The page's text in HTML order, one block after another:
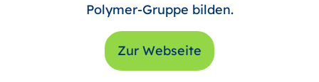
Polymer-Gruppe bilden.
Zur Webseite